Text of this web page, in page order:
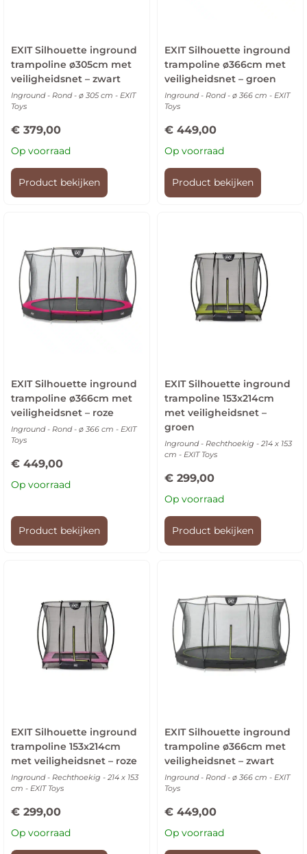
EXIT Silhouette inground
trampoline ø305cm met
veiligheidsnet – zwart
Inground - Rond - ø 305 cm - EXIT
Toys
€ 379,00
Op voorraad
Product bekijken
EXIT Silhouette inground
trampoline ø366cm met
veiligheidsnet – groen
Inground - Rond - ø 366 cm - EXIT
Toys
€ 449,00
Op voorraad
Product bekijken
EXIT Silhouette inground
trampoline ø366cm met
veiligheidsnet – roze
Inground - Rond - ø 366 cm - EXIT
Toys
€ 449,00
Op voorraad
Product bekijken
EXIT Silhouette inground
trampoline 153x214cm
met veiligheidsnet –
groen
Inground - Rechthoekig - 214 x 153
cm - EXIT Toys
€ 299,00
Op voorraad
Product bekijken
EXIT Silhouette inground
trampoline 153x214cm
met veiligheidsnet – roze
Inground - Rechthoekig - 214 x 153
cm - EXIT Toys
€ 299,00
Op voorraad
EXIT Silhouette inground
trampoline ø366cm met
veiligheidsnet – zwart
Inground - Rond - ø 366 cm - EXIT
Toys
€ 449,00
Op voorraad